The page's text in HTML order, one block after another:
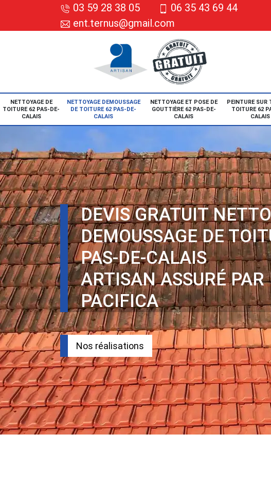
03 59 28 38 05
06 35 43 69 44
ent.ternus@gmail.com
NETTOYAGE DE
TOITURE 62 PAS-DE-
CALAIS
NETTOYAGE DEMOUSSAGE
DE TOITURE 62 PAS-DE-
CALAIS
NETTOYAGE ET POSE DE
GOUTTIÈRE 62 PAS-DE-
CALAIS
PEINTURE SUR
TOITURE 62
CALAIS
DEVIS GRATUIT
DEMOUSSAGE DE
PAS-DE-CALAIS
ARTISAN ASSURÉ PAR
PACIFICA
Nos réalisations